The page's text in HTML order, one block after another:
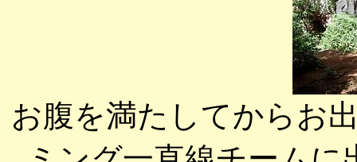
お腹を満たしてからお